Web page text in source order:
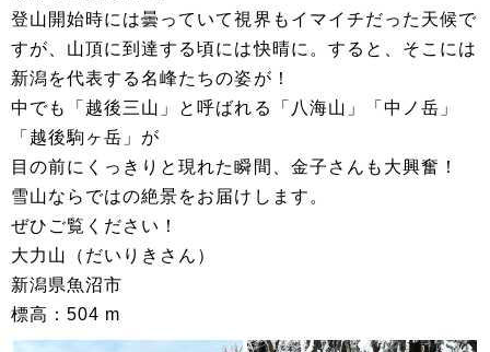
登山開始時には曇っていて視界もイマイチだった天候で
すが、山頂に到達する頃には快晴に。すると、そこには
新潟を代表する名峰たちの姿が！
中でも「越後三山」と呼ばれる「八海山」「中ノ岳」
「越後駒ヶ岳」が
目の前にくっきりと現れた瞬間、金子さんも大興奮！
雪山ならではの絶景をお届けします。
ぜひご覧ください！
大力山（だいりきさん）
新潟県魚沼市
標高：504 m